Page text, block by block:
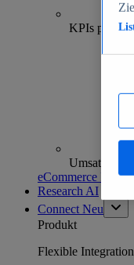
KPIs pro
eCommerce
Research AI
Connect Neu
Produkt
Flexible